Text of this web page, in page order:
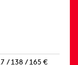
/ 138 / 165 €